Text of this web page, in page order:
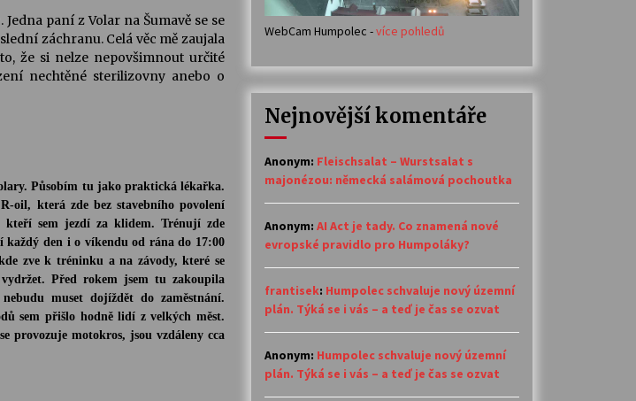
17. 7. 2026 14. 7. 2026
30. 6. 2026
paní z Volar na Šumavě se se
záchranu. Celá věc mě zaujala
že si nelze nepovšimnout určité
nechtěné sterilizovny anebo o
Působím tu jako praktická lékařka.
oil, která zde bez stavebního povolení
kteří sem jezdí za klidem. Trénují zde
den i o víkendu od rána do 17:00
zve k tréninku a na závody, které se
Před rokem jsem tu zakoupila
muset dojíždět do zaměstnání.
sem přišlo hodně lidí z velkých měst.
provozuje motokros, jsou vzdáleny cca
WebCam Humpolec -více pohledů
Nejnovější komentáře
Anonym: Fleischsalat – Wurstsalat s
majonézou: německá salámová pochoutka
Anonym: AI Act je tady. Co znamená nové
evropské pravidlo pro Humpoláky?
frantisek: Humpolec schvaluje nový územní
plán. Týká se i vás – a teď je čas se ozvat
Anonym: Humpolec schvaluje nový územní
plán. Týká se i vás – a teď je čas se ozvat